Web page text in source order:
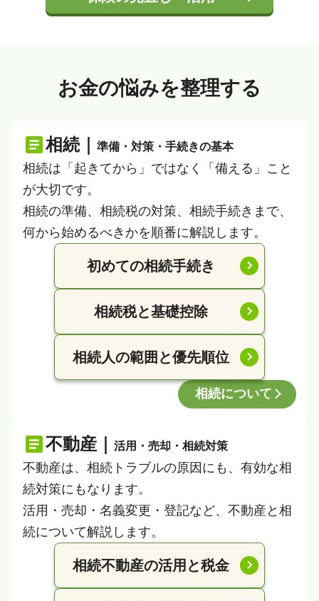
お金の悩みを整理する
相続｜ 準備・対策・手続きの基本
相続は「起きてから」ではなく「備える」こと
が大切です。
相続の準備、相続税の対策、相続手続きまで、
何から始めるべきかを順番に解説します。
初めての相続手続き
相続税と基礎控除
相続人の範囲と優先順位
相続について
不動産｜ 活用・売却・相続対策
不動産は、相続トラブルの原因にも、有効な相
続対策にもなります。
活用・売却・名義変更・登記など、不動産と相
続について解説します。
相続不動産の活用と税金